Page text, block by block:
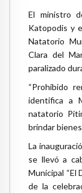
El ministro
Katopodis y
Natatorio
Clara del
paralizado
“Prohibido
identifica a
natatorio
brindar
La
se llevó a
Municipal “El
de la